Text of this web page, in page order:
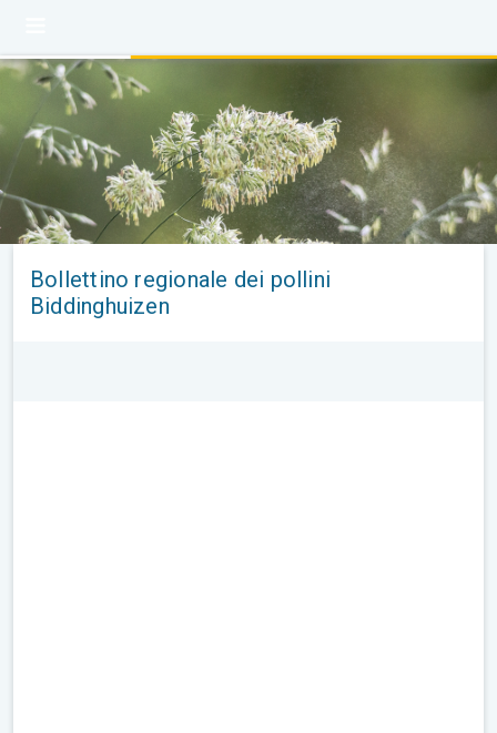
Bollettino regionale dei pollini
Biddinghuizen